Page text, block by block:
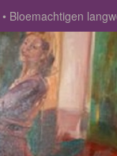
Bloemachtigen